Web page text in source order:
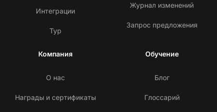
Интеграции
Тур
Журнал изменений
Запрос предложения
Компания
О нас
Награды и сертификаты
Обучение
Блог
Глоссарий